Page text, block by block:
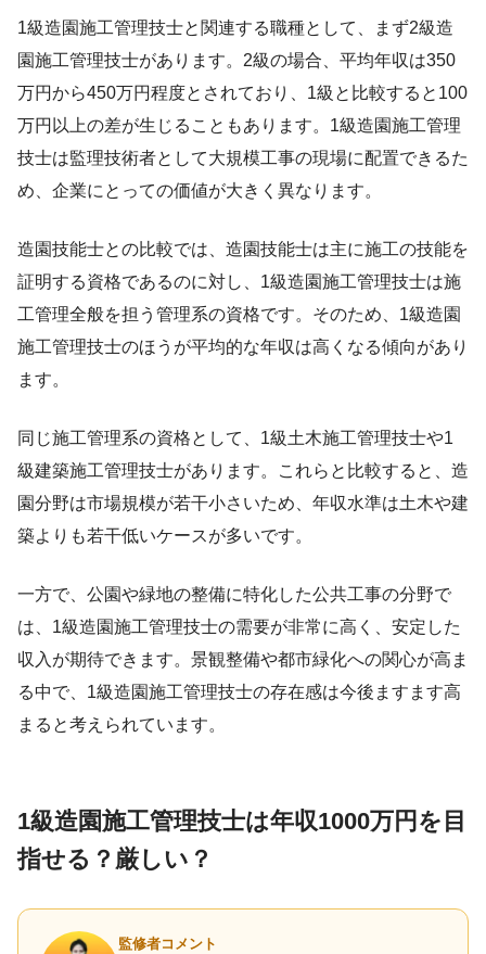
1級造園施工管理技士と関連する職種として、まず2級造
園施工管理技士があります。2級の場合、平均年収は350
万円から450万円程度とされており、1級と比較すると100
万円以上の差が生じることもあります。1級造園施工管理
技士は監理技術者として大規模工事の現場に配置できるた
め、企業にとっての価値が大きく異なります。
造園技能士との比較では、造園技能士は主に施工の技能を
証明する資格であるのに対し、1級造園施工管理技士は施
工管理全般を担う管理系の資格です。そのため、1級造園
施工管理技士のほうが平均的な年収は高くなる傾向があり
ます。
同じ施工管理系の資格として、1級土木施工管理技士や1
級建築施工管理技士があります。これらと比較すると、造
園分野は市場規模が若干小さいため、年収水準は土木や建
築よりも若干低いケースが多いです。
一方で、公園や緑地の整備に特化した公共工事の分野で
は、1級造園施工管理技士の需要が非常に高く、安定した
収入が期待できます。景観整備や都市緑化への関心が高ま
る中で、1級造園施工管理技士の存在感は今後ますます高
まると考えられています。
1級造園施工管理技士は年収1000万円を目
指せる？厳しい？
監修者コメント